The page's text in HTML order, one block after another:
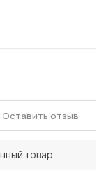
товар
Оставить отзыв